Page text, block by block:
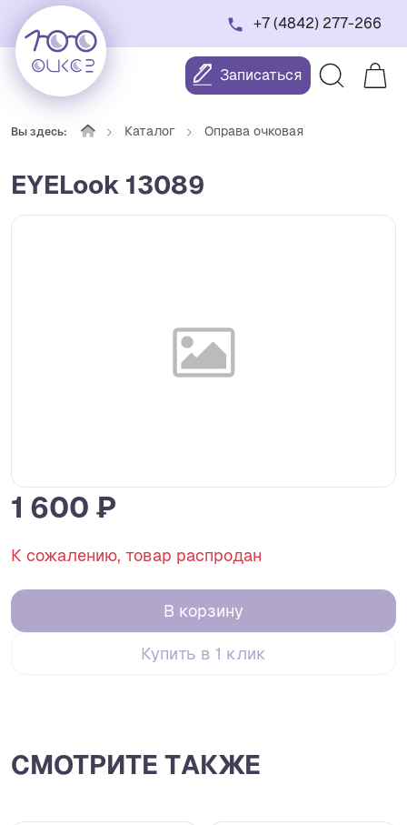
+7 (4842) 277-266
Записаться
Вы здесь: Каталог Оправа очковая
EYELook 13089
1 600 ₽
К сожалению, товар распродан
В корзину
Купить в 1 клик
СМОТРИТЕ ТАКЖЕ